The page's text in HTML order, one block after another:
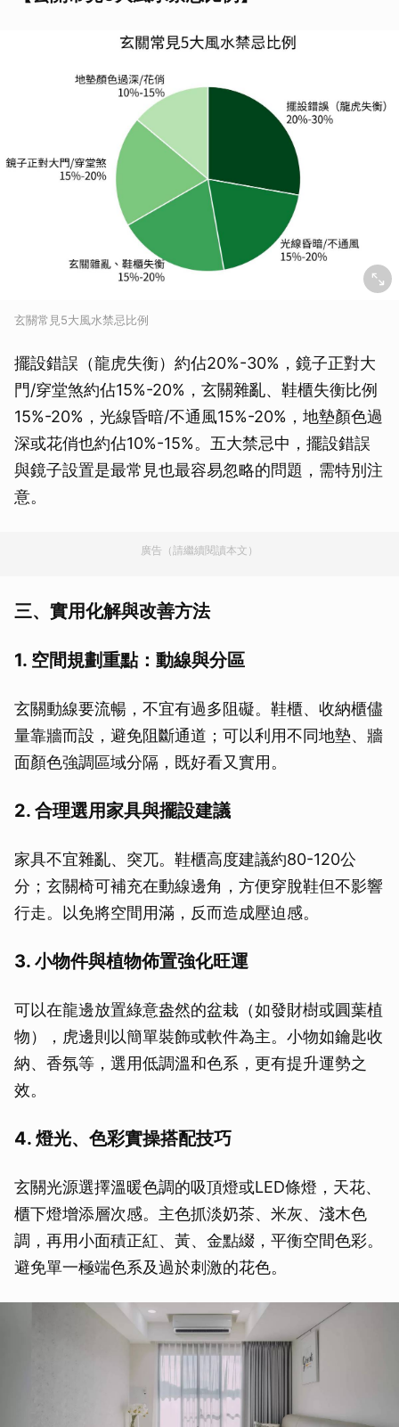
玄關常見5大風水禁忌比例
擺設錯誤（龍虎失衡）約佔20%-30%，鏡子正對大
門/穿堂煞約佔15%-20%，玄關雜亂、鞋櫃失衡比例
15%-20%，光線昏暗/不通風15%-20%，地墊顏色過
深或花俏也約佔10%-15%。五大禁忌中，擺設錯誤
與鏡子設置是最常見也最容易忽略的問題，需特別注
意。
廣告（請繼續閱讀本文）
三、實用化解與改善方法
1. 空間規劃重點：動線與分區
玄關動線要流暢，不宜有過多阻礙。鞋櫃、收納櫃儘
量靠牆而設，避免阻斷通道；可以利用不同地墊、牆
面顏色強調區域分隔，既好看又實用。
2. 合理選用家具與擺設建議
家具不宜雜亂、突兀。鞋櫃高度建議約80-120公
分；玄關椅可補充在動線邊角，方便穿脫鞋但不影響
行走。以免將空間用滿，反而造成壓迫感。
3. 小物件與植物佈置強化旺運
可以在龍邊放置綠意盎然的盆栽（如發財樹或圓葉植
物），虎邊則以簡單裝飾或軟件為主。小物如鑰匙收
納、香氛等，選用低調溫和色系，更有提升運勢之
效。
4. 燈光、色彩實操搭配技巧
玄關光源選擇溫暖色調的吸頂燈或LED條燈，天花、
櫃下燈增添層次感。主色抓淡奶茶、米灰、淺木色
調，再用小面積正紅、黃、金點綴，平衡空間色彩。
避免單一極端色系及過於刺激的花色。